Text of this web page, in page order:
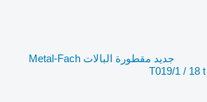
جديد مقطورة البالات Metal-Fach
T019/1 / 18